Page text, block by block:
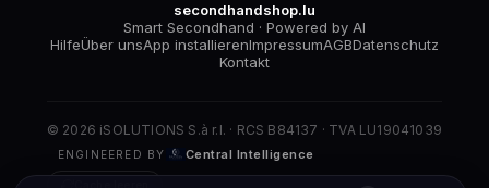
secondhandshop.lu
Smart Secondhand · Powered by AI
HilfeÜber unsApp installierenImpressumAGBDatenschutz
Kontakt
© 2026 iSOLUTIONS S.à r.l. · RCS B84137 · TVA LU19041039
ENGINEERED BY Central Intelligence